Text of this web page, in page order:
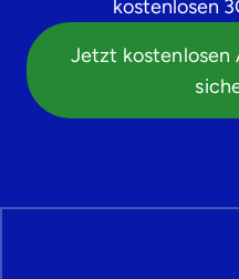
kostenlosen
Jetzt kostenlosen